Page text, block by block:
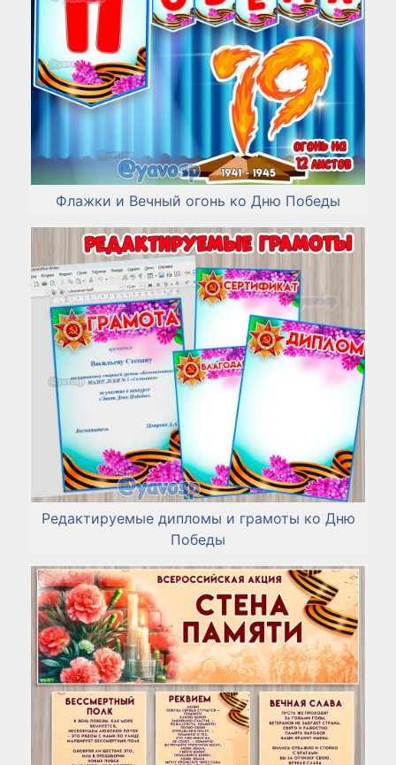
Флажки и Вечный огонь ко Дню Победы
Редактируемые дипломы и грамоты ко Дню
Победы